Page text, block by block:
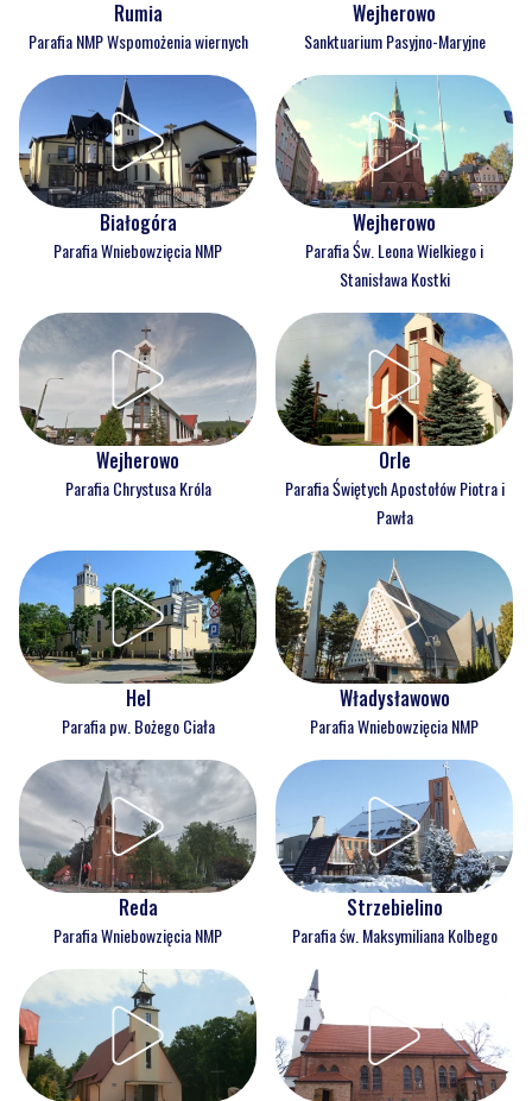
Rumia
Parafia NMP Wspomożenia wiernych
Wejherowo
Sanktuarium Pasyjno-Maryjne
Białogóra
Parafia Wniebowzięcia NMP
Wejherowo
Parafia Św. Leona Wielkiego i
Stanisława Kostki
Wejherowo
Parafia Chrystusa Króla
Orle
Parafia Świętych Apostołów Piotra i
Pawła
Hel
Parafia pw. Bożego Ciała
Władysławowo
Parafia Wniebowzięcia NMP
Reda
Parafia Wniebowzięcia NMP
Strzebielino
Parafia św. Maksymiliana Kolbego